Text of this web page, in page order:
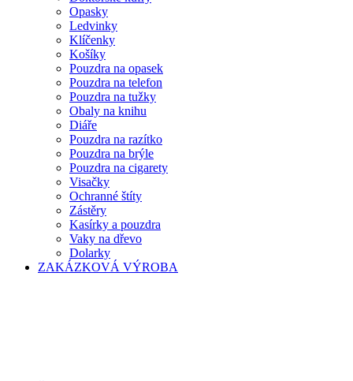
Opasky
Ledvinky
Klíčenky
Košíky
Pouzdra na opasek
Pouzdra na telefon
Pouzdra na tužky
Obaly na knihu
Diáře
Pouzdra na razítko
Pouzdra na brýle
Pouzdra na cigarety
Visačky
Ochranné štíty
Zástěry
Kasírky a pouzdra
Vaky na dřevo
Dolarky
ZAKÁZKOVÁ VÝROBA